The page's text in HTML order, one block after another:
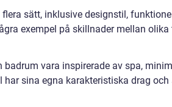
sätt, inklusive designstil,
exempel på skillnader mellan olika
vara inspirerade av spa,
sina egna karakteristiska drag och